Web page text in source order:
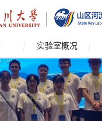
实验室概况